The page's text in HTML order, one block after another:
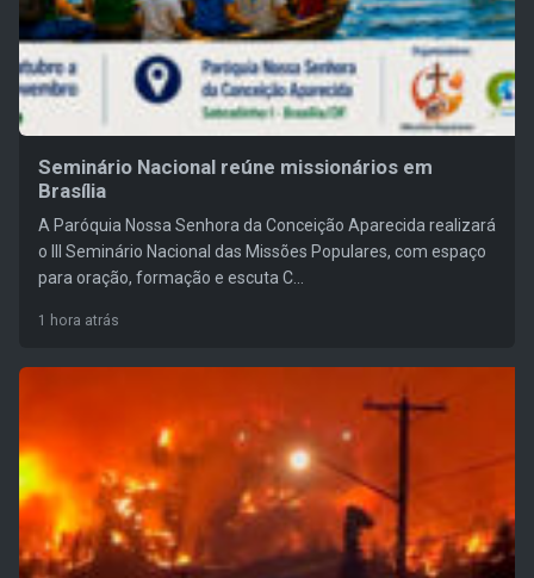
Seminário Nacional reúne missionários em
Brasília
A Paróquia Nossa Senhora da Conceição Aparecida realizará
o III Seminário Nacional das Missões Populares, com espaço
para oração, formação e escuta C...
1 hora atrás